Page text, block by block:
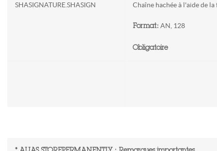
SHASIGNATURE.SHASIGN Chaîne hachée à l'aide de
Format: AN, 128
Obligatoire